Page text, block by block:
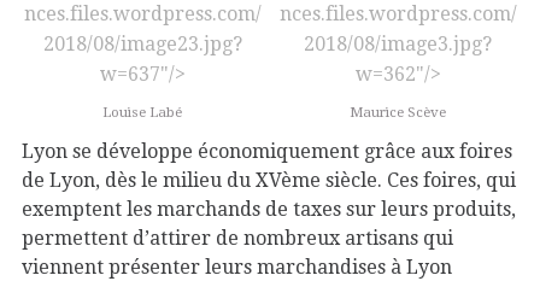
nces.files.wordpress.com/
2018/08/image23.jpg?
w=637"/>
Louise Labé
nces.files.wordpress.com/
2018/08/image3.jpg?
w=362"/>
Maurice Scève
Lyon se développe économiquement grâce aux foires
de Lyon, dès le milieu du XVème siècle. Ces foires, qui
exemptent les marchands de taxes sur leurs produits,
permettent d’attirer de nombreux artisans qui
viennent présenter leurs marchandises à Lyon